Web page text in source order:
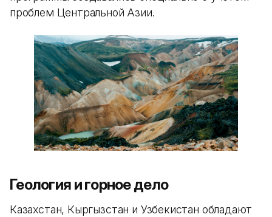
проблем Центральной Азии.
Геология и горное дело
Казахстан, Кыргызстан и Узбекистан обладают